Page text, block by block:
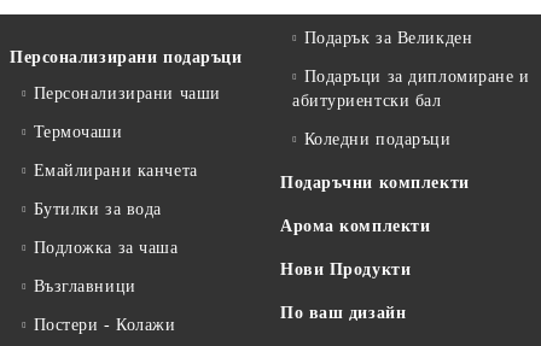
Персонализирани подаръци
Персонализирани чаши
Термочаши
Емайлирани канчета
Бутилки за вода
Подложка за чаша
Възглавници
Постери - Колажи
Подарък за Великден
Подаръци за дипломиране и
абитуриентски бал
Коледни подаръци
Подаръчни комплекти
Арома комплекти
Нови Продукти
По ваш дизайн